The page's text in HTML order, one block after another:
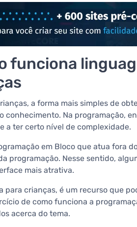
funciona
a forma mais simples de
conhecimento. Na programação,
a ter certo nível de complexidade.
em Bloco que atua fora
programação. Nesse sentido,
mais atrativa.
para crianças, é um recurso que
de como funciona a
acerca do tema.